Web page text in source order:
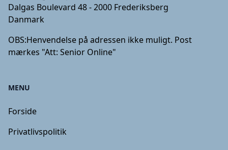
Dalgas Boulevard 48 - 2000 Frederiksberg
Danmark
OBS:Henvendelse på adressen ikke muligt. Post
mærkes "Att: Senior Online"
MENU
Forside
Privatlivspolitik